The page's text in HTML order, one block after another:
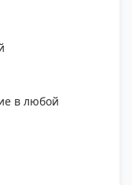
в любой